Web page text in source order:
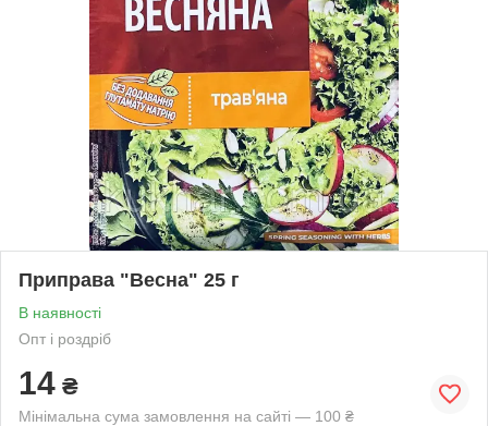
Приправа "Весна" 25 г
В наявності
Опт і роздріб
14 ₴
Мінімальна сума замовлення на сайті — 100 ₴